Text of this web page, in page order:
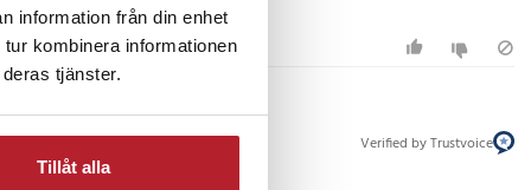
information från din enhet
kombinera informationen
tjänster.
Tillåt alla
Verified by Trustvoice